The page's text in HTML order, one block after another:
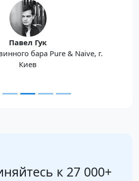
Павел Гук
бара Pure & Naive, г.
Киев
к 27 000+